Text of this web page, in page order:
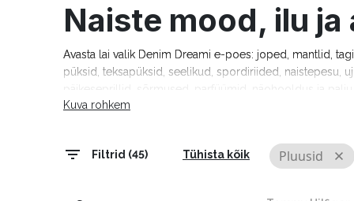
Naiste mood, ilu
Avasta lai valik Denim Dreami e-poes: joped, mantlid,
püksid, teksapüksid, seelikud, spordiriided, naistepesu,
Tommy Hilfiger, Calvin Klein, Camel Active, Denim
Kuva rohkem
Filtrid (45) Tühista kõik Pluusid